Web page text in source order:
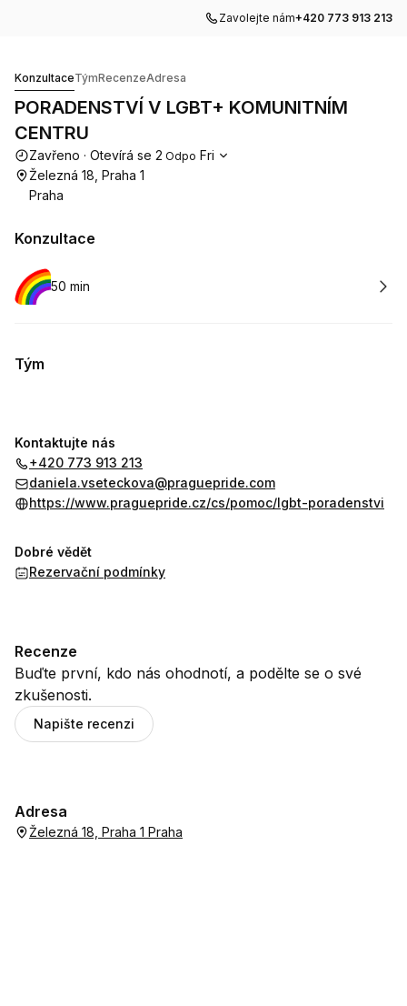
Zavolejte nám+420 773 913 213
KonzultaceTýmRecenzeAdresa
PORADENSTVÍ V LGBT+ KOMUNITNÍM
CENTRU
Otevírací doba
Zavřeno · Otevírá se 2 Odpo Fri
Železná 18, Praha 1
Praha
Konzultace
Rezervovat
50 min
Tým
Kontaktujte nás
+420 773 913 213
daniela.vseteckova@praguepride.com
https://www.praguepride.cz/cs/pomoc/lgbt-poradenstvi
Dobré vědět
Rezervační podmínky
Recenze
Buďte první, kdo nás ohodnotí, a podělte se o své
zkušenosti.
Napište recenzi
Adresa
Železná 18, Praha 1 Praha